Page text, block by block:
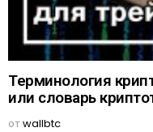
Терминология
или словарь
отwallbtc